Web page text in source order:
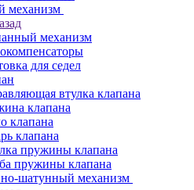
механизм
механизм
для седел
втулка клапана
клапана
клапана
клапана
пружины клапана
пружины клапана
шатунный механизм